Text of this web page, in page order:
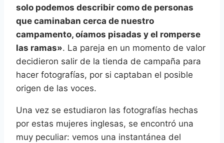
solo podemos describir como de personas
que caminaban cerca de nuestro
campamento, oíamos pisadas y el romperse
las ramas». La pareja en un momento de valor
decidieron salir de la tienda de campaña para
hacer fotografías, por si captaban el posible
origen de las voces.
Una vez se estudiaron las fotografías hechas
por estas mujeres inglesas, se encontró una
muy peculiar: vemos una instantánea del